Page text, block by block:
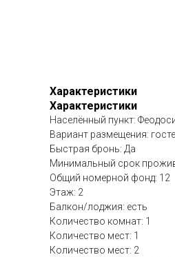
Характеристики
Характеристики
Населённый пункт:
Вариант размещения:
Быстрая бронь: Да
Минимальный срок
Общий номерной фонд: 12
Этаж: 2
Балкон/лоджия: есть
Количество комнат: 1
Количество мест: 1
Количество мест: 2